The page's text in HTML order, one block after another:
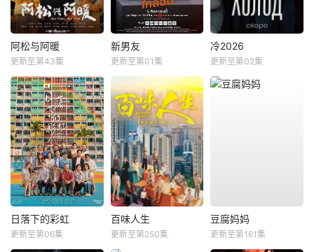
阿松与阿暖
更新至第43集
新男友
更新至第01集
冷2026
更新至第02集
日落下的彩虹
更新至第06集
百味人生
更新至第250集
豆腐妈妈
更新至第161集